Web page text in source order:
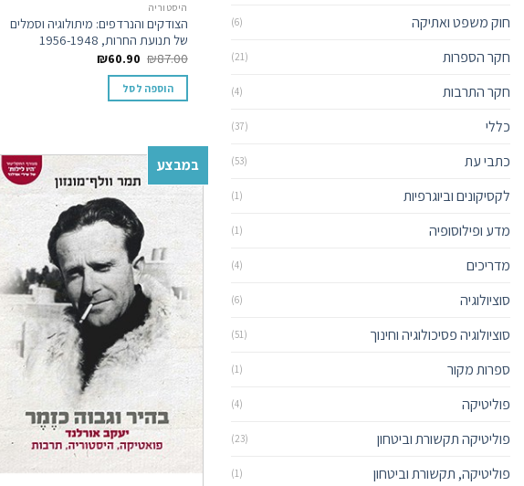
חוק משפט ואתיקה (6)
חקר הספרות (21)
חקר התרבות (4)
כללי (37)
כתבי עת (53)
לקסיקונים וביוגרפיות (1)
מדע ופילוסופיה (1)
מדריכים (4)
סוציולוגיה (6)
סוציולוגיה פסיכולוגיה וחינוך (51)
ספרות מקור (1)
פוליטיקה (4)
פוליטיקה תקשורת וביטחון (23)
פוליטיקה, תקשורת וביטחון (1)
היסטוריה
הצודקים והנרדפים: מיתולוגיה וסמלים
של תנועת החרות, 1956-1948
₪87.00
₪60.90
הוספה לסל
במבצע
Add to
wishlist